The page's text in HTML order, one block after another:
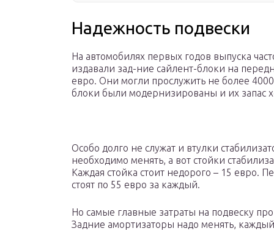
Надежность подвески
На автомобилях первых годов выпуска
издавали зад-ние сайлент-блоки на
евро. Они могли прослужить не более
блоки были модернизированы и их запас
Особо долго не служат и втулки
необходимо менять, а вот стойки
Каждая стойка стоит недорого – 15 евро.
стоят по 55 евро за каждый.
Но самые главные затраты на подвеску
Задние амортизаторы надо менять,